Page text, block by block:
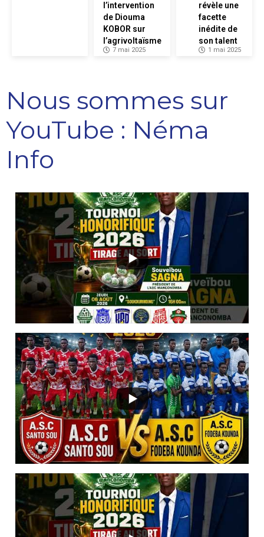
l’intervention
de Diouma
KOBOR sur
l’agrivoltaïsme
7 mai 2025
révèle une
facette
inédite de
son talent
1 mai 2025
Nous sommes sur
YouTube : Néma
Info